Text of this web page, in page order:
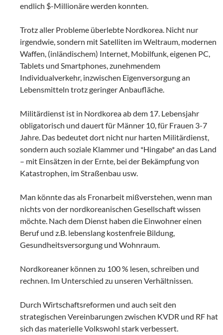
endlich $-Millionäre werden konnten.
Trotz aller Probleme überlebte Nordkorea. Nicht nur
irgendwie, sondern mit Satelliten im Weltraum, modernen
Waffen, (inländischem) Internet, Mobilfunk, eigenen PC,
Tablets und Smartphones, zunehmendem
Individualverkehr, inzwischen Eigenversorgung an
Lebensmitteln trotz geringer Anbaufläche.
Militärdienst ist in Nordkorea ab dem 17. Lebensjahr
obligatorisch und dauert für Männer 10, für Frauen 3-7
Jahre. Das bedeutet dort nicht nur harten Militärdienst,
sondern auch soziale Klammer und *Hingabe* an das Land
– mit Einsätzen in der Ernte, bei der Bekämpfung von
Katastrophen, im Straßenbau usw.
Man könnte das als Fronarbeit mißverstehen, wenn man
nichts von der nordkoreanischen Gesellschaft wissen
möchte. Nach dem Dienst haben die Einwohner einen
Beruf und z.B. lebenslang kostenfreie Bildung,
Gesundheitsversorgung und Wohnraum.
Nordkoreaner können zu 100 % lesen, schreiben und
rechnen. Im Unterschied zu unseren Verhältnissen.
Durch Wirtschaftsreformen und auch seit den
strategischen Vereinbarungen zwischen KVDR und RF hat
sich das materielle Volkswohl stark verbessert.